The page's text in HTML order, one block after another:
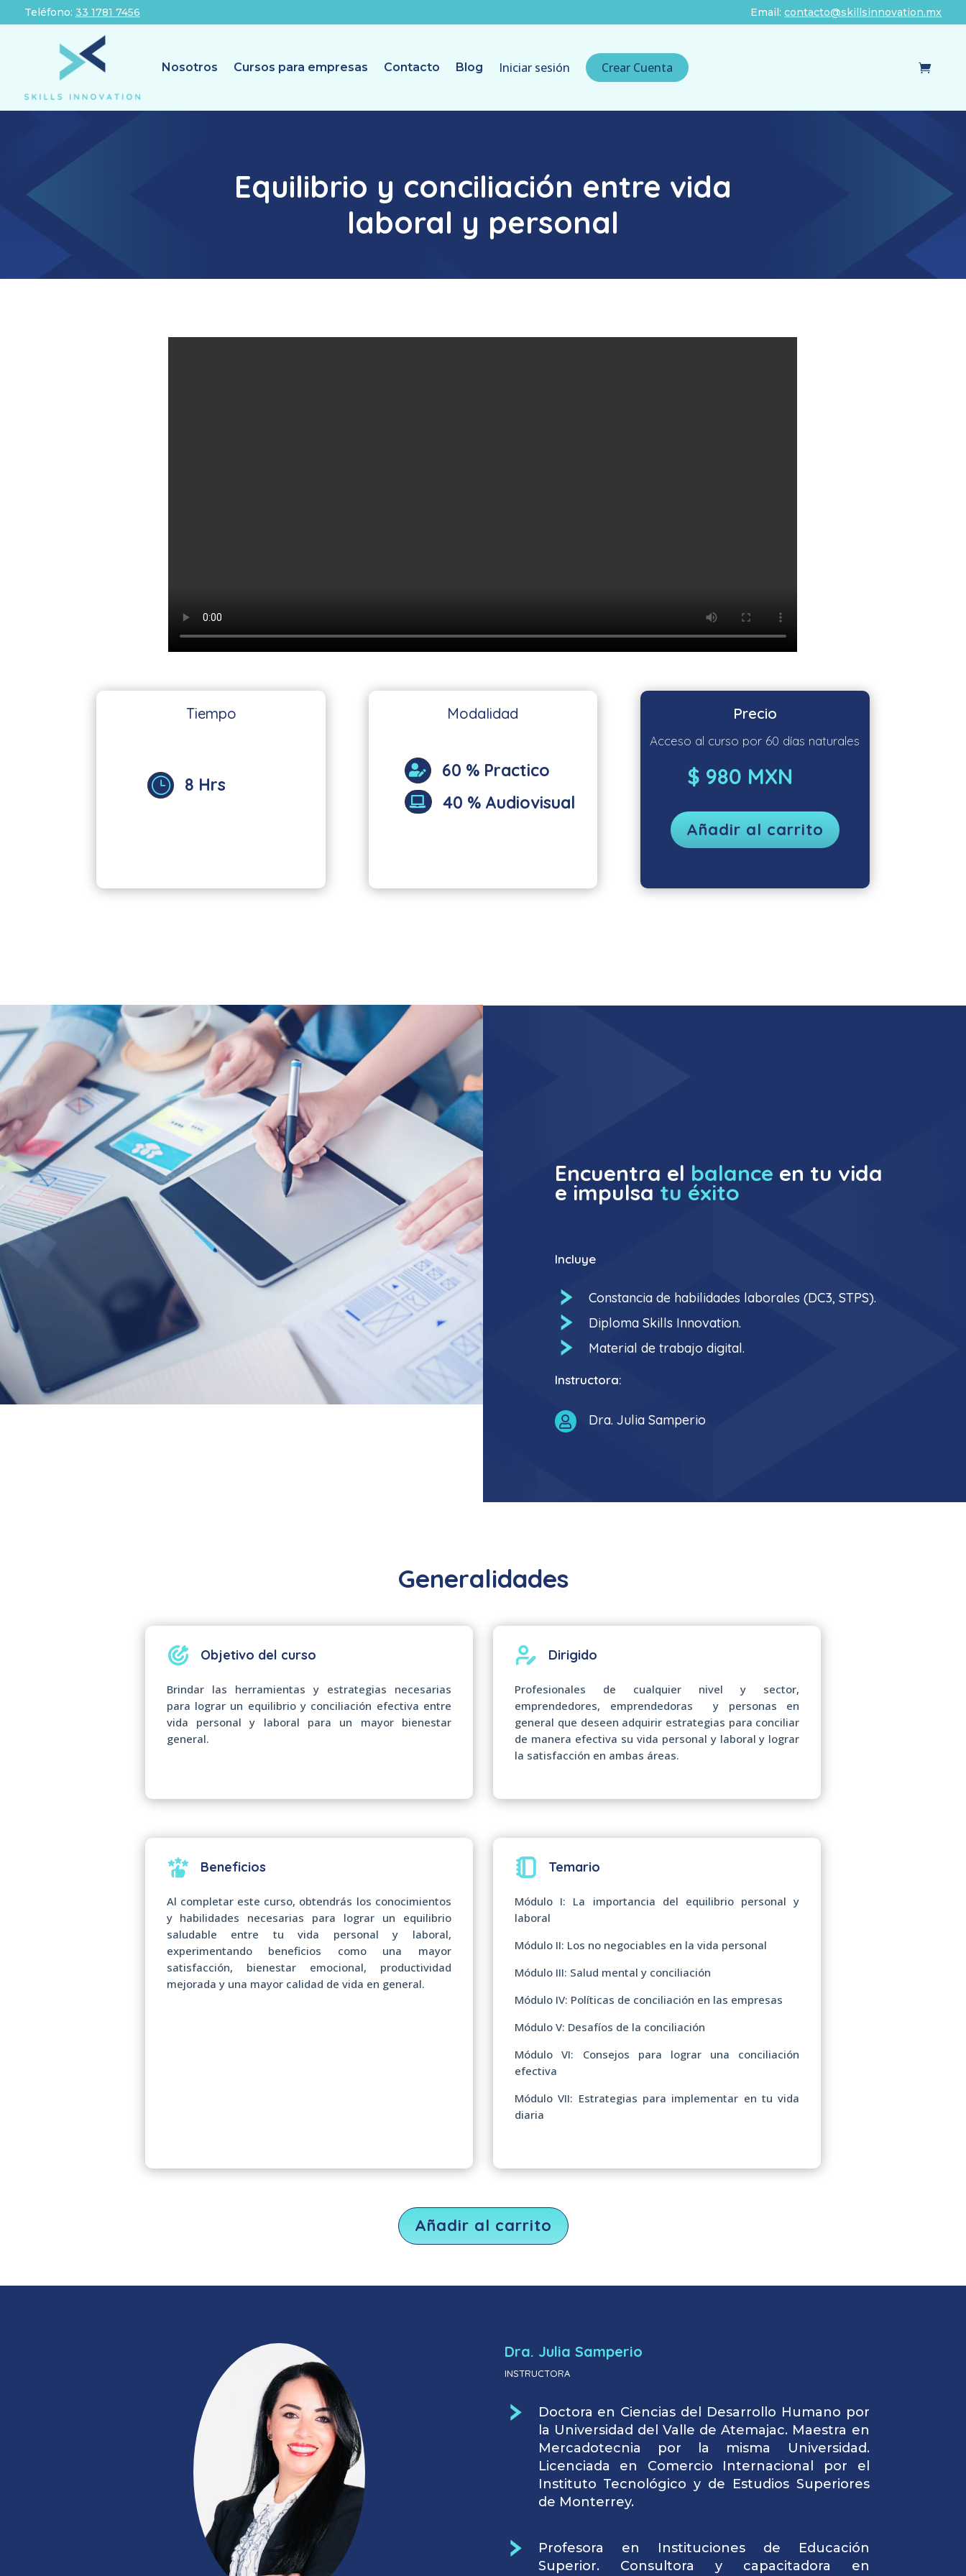
Teléfono: 33 1781 7456 Email:contacto@skillsinnovation.mx
Nosotros Cursos para empresas Contacto Blog Iniciar sesión Crear Cuenta
Equilibrio y conciliación entre vida
laboral y personal
Tiempo
} 8 Hrs
Modalidad
 60 % Practico
 40 % Audiovisual
Precio
Acceso al curso por 60 días naturales
$ 980 MXN
Añadir al carrito
Encuentra el balance en tu vida
e impulsa tu éxito
Incluye
Constancia de habilidades laborales (DC3, STPS).
Diploma Skills Innovation.
Material de trabajo digital.
Instructora:
 Dra. Julia Samperio
Generalidades
Objetivo del curso
Brindar las herramientas y estrategias necesarias
para lograr un equilibrio y conciliación efectiva entre
vida personal y laboral para un mayor bienestar
general.
Dirigido
Profesionales de cualquier nivel y sector,
emprendedores, emprendedoras y personas en
general que deseen adquirir estrategias para conciliar
de manera efectiva su vida personal y laboral y lograr
la satisfacción en ambas áreas.
Beneficios
Al completar este curso, obtendrás los conocimientos
y habilidades necesarias para lograr un equilibrio
saludable entre tu vida personal y laboral,
experimentando beneficios como una mayor
satisfacción, bienestar emocional, productividad
mejorada y una mayor calidad de vida en general.
Temario
Módulo I: La importancia del equilibrio personal y
laboral
Módulo II: Los no negociables en la vida personal
Módulo III: Salud mental y conciliación
Módulo IV: Políticas de conciliación en las empresas
Módulo V: Desafíos de la conciliación
Módulo VI: Consejos para lograr una conciliación
efectiva
Módulo VII: Estrategias para implementar en tu vida
diaria
Añadir al carrito
Dra. Julia Samperio
INSTRUCTORA
Doctora en Ciencias del Desarrollo Humano por
la Universidad del Valle de Atemajac. Maestra en
Mercadotecnia por la misma Universidad.
Licenciada en Comercio Internacional por el
Instituto Tecnológico y de Estudios Superiores
de Monterrey.
Profesora en Instituciones de Educación
Superior. Consultora y capacitadora en